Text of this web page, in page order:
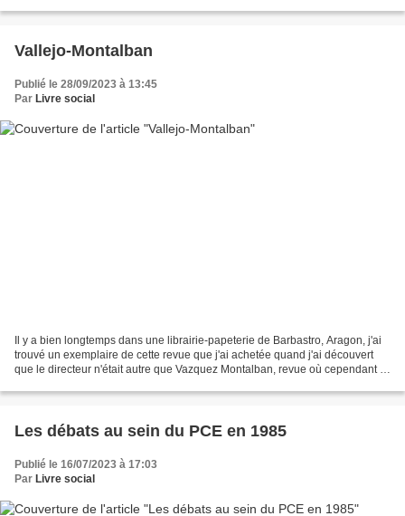
Vallejo-Montalban
Publié le 28/09/2023 à 13:45
Par Livre social
Il y a bien longtemps dans une librairie-papeterie de Barbastro, Aragon, j'ai
trouvé un exemplaire de cette revue que j'ai achetée quand j'ai découvert
que le directeur n'était autre que Vazquez Montalban, revue où cependant il
Les débats au sein du PCE en 1985
Publié le 16/07/2023 à 17:03
Par Livre social